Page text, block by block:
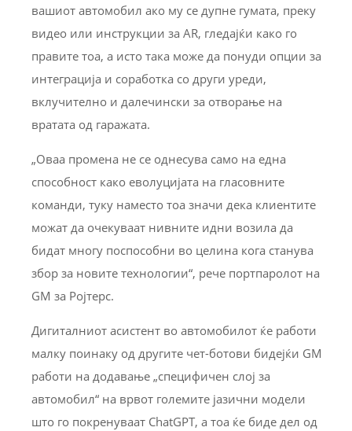
вашиот автомобил ако му се дупне гумата, преку
видео или инструкции за AR, гледајќи како го
правите тоа, а исто така може да понуди опции за
интеграција и соработка со други уреди,
вклучително и далечински за отворање на
вратата од гаражата.
„Оваа промена не се однесува само на една
способност како еволуцијата на гласовните
команди, туку наместо тоа значи дека клиентите
можат да очекуваат нивните идни возила да
бидат многу поспособни во целина кога станува
збор за новите технологии“, рече портпаролот на
GM за Ројтерс.
Дигиталниот асистент во автомобилот ќе работи
малку поинаку од другите чет-ботови бидејќи GM
работи на додавање „специфичен слој за
автомобил“ на врвот големите јазични модели
што го покренуваат ChatGPT, а тоа ќе биде дел од